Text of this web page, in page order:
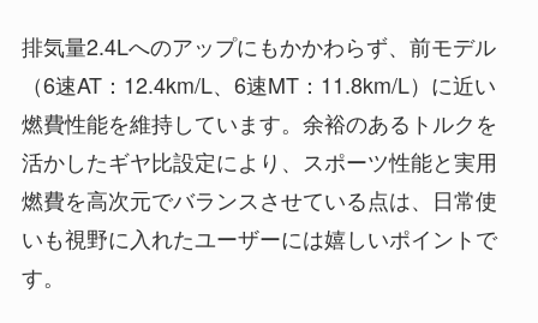
排気量2.4Lへのアップにもかかわらず、前モデル
（6速AT：12.4km/L、6速MT：11.8km/L）に近い
燃費性能を維持しています。余裕のあるトルクを
活かしたギヤ比設定により、スポーツ性能と実用
燃費を高次元でバランスさせている点は、日常使
いも視野に入れたユーザーには嬉しいポイントで
す。